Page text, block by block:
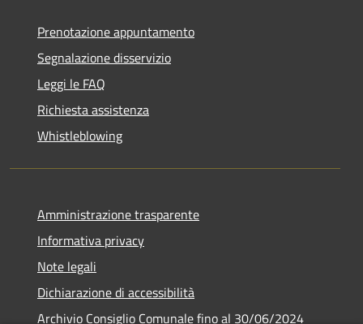
Prenotazione appuntamento
Segnalazione disservizio
Leggi le FAQ
Richiesta assistenza
Whistleblowing
Amministrazione trasparente
Informativa privacy
Note legali
Dichiarazione di accessibilità
Archivio Consiglio Comunale fino al 30/06/2024